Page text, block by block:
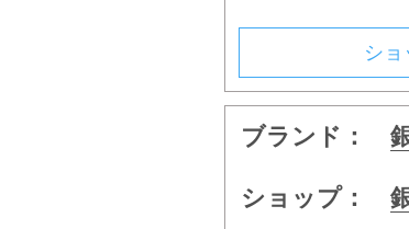
シ
ブランド：
ショップ：